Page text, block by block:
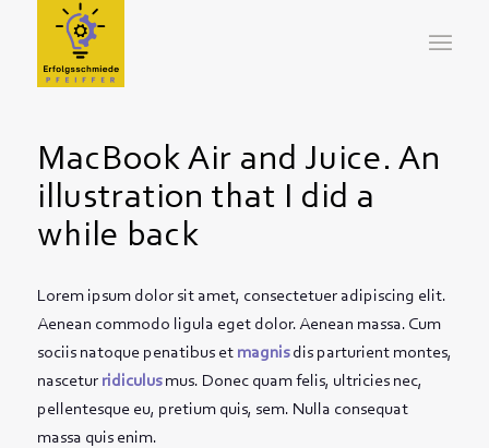
MacBook Air and Juice. An
illustration that I did a
while back
Lorem ipsum dolor sit amet, consectetuer adipiscing elit.
Aenean commodo ligula eget dolor. Aenean massa. Cum
sociis natoque penatibus et magnisdis parturient montes,
nascetur ridiculusmus. Donec quam felis, ultricies nec,
pellentesque eu, pretium quis, sem. Nulla consequat
massa quis enim.